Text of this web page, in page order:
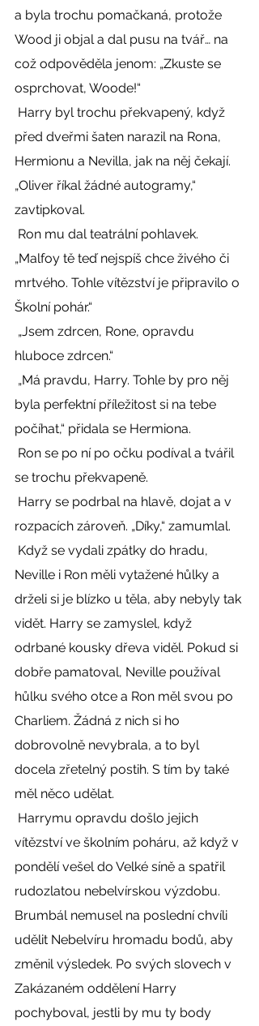
a byla trochu pomačkaná, protože
Wood ji objal a dal pusu na tvář… na
což odpověděla jenom: „Zkuste se
osprchovat, Woode!“
před dveřmi šaten narazil na Rona,
Hermionu a Nevilla, jak na něj čekají.
„Oliver říkal žádné autogramy,“
zavtipkoval.
„Malfoy tě teď nejspíš chce živého či
mrtvého. Tohle vítězství je připravilo o
Školní pohár.“
hluboce zdrcen.“
byla perfektní příležitost si na tebe
počíhat,“ přidala se Hermiona.
se trochu překvapeně.
rozpacích zároveň. „Díky,“ zamumlal.
Neville i Ron měli vytažené hůlky a
drželi si je blízko u těla, aby nebyly tak
vidět. Harry se zamyslel, když
odrbané kousky dřeva viděl. Pokud si
dobře pamatoval, Neville používal
hůlku svého otce a Ron měl svou po
Charliem. Žádná z nich si ho
dobrovolně nevybrala, a to byl
docela zřetelný postih. S tím by také
měl něco udělat.
vítězství ve školním poháru, až když v
pondělí vešel do Velké síně a spatřil
rudozlatou nebelvírskou výzdobu.
Brumbál nemusel na poslední chvíli
udělit Nebelvíru hromadu bodů, aby
změnil výsledek. Po svých slovech v
Zakázaném oddělení Harry
pochyboval, jestli by mu ty body